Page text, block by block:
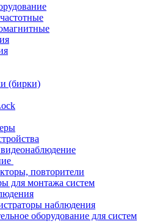
(бирки)
повторители
для монтажа систем
наблюдения
оборудование для систем